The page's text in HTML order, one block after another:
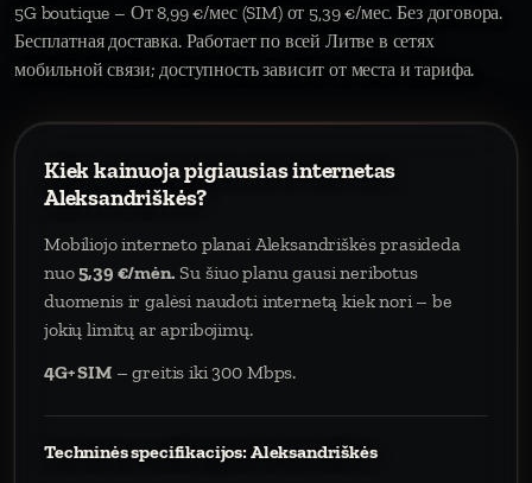
5G boutique – От 8,99 €/мес (SIM) от 5,39 €/мес. Без договора.
Бесплатная доставка. Работает по всей Литве в сетях
мобильной связи; доступность зависит от места и тарифа.
Kiek kainuoja pigiausias internetas
Aleksandriškės?
Mobiliojo interneto planai Aleksandriškės prasideda
nuo5,39 €/mėn. Su šiuo planu gausi neribotus
duomenis ir galėsi naudoti internetą kiek nori – be
jokių limitų ar apribojimų.
4G+ SIM– greitis iki 300 Mbps.
Techninės specifikacijos: Aleksandriškės